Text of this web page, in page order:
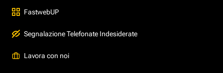
FastwebUP
Segnalazione Telefonate Indesiderate
Lavora con noi